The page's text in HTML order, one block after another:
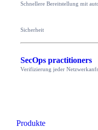
Schnellere Bereitstellung mit
Sicherheit
SecOps practitioners
Verifizierung jeder
Produkte